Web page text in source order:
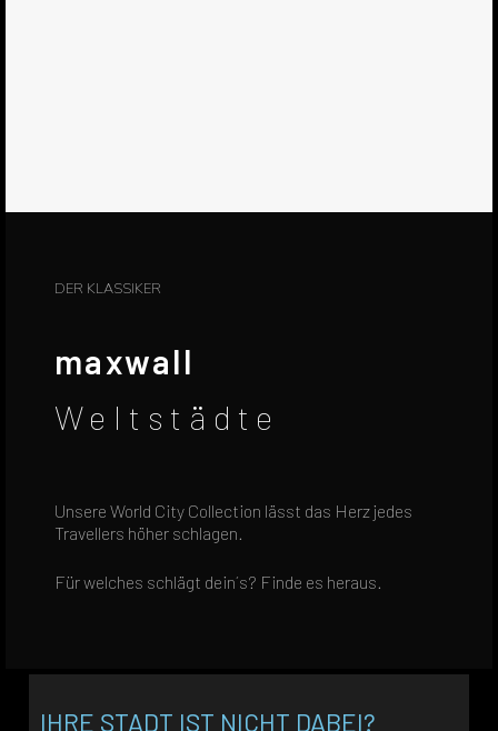
DER KLASSIKER
maxwall
Weltstädte
Unsere World City Collection lässt das Herz jedes
Travellers höher schlagen.
Für welches schlägt dein´s? Finde es heraus.
IHRE STADT IST NICHT DABEI?